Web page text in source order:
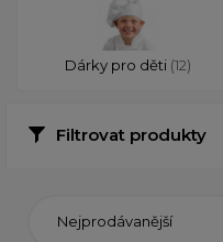
Dárky pro děti (12)
Filtrovat produkty
Nejprodávanější